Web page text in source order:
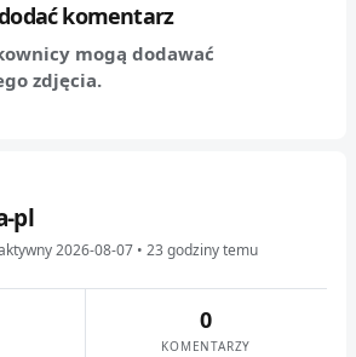
komentarz
mogą dodawać
zdjęcia.
pl
2026-08-07 • 23 godziny temu
0
KOMENTARZY